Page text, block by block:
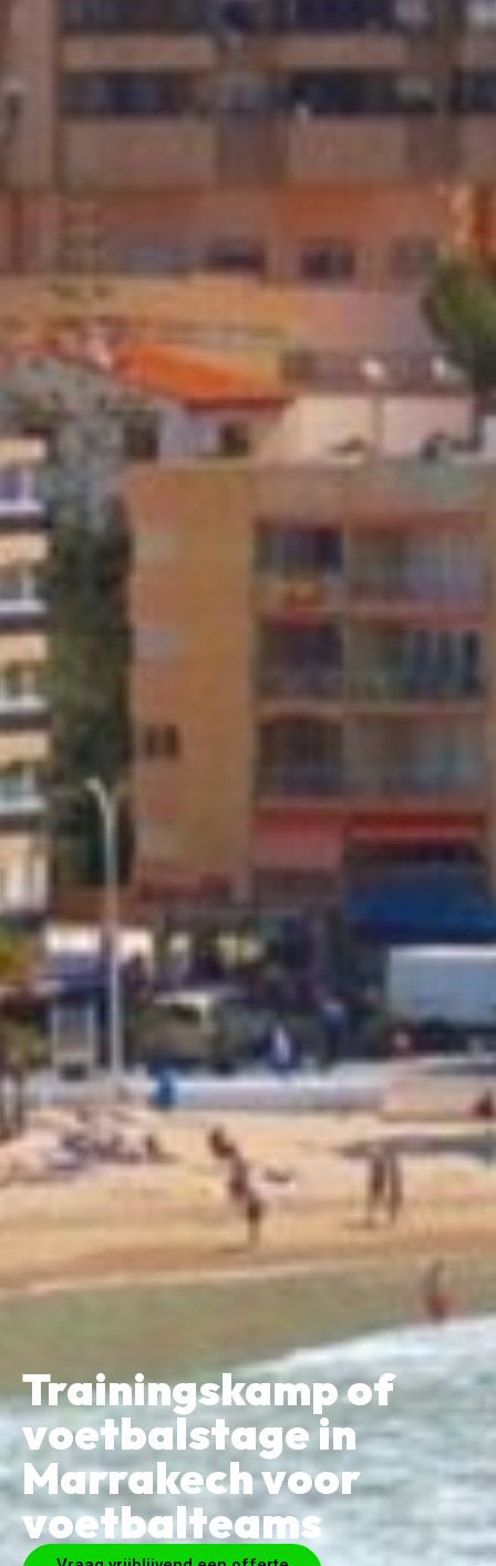
Trainingskamp of
voetbalstage in
Marrakech voor
voetbalteams